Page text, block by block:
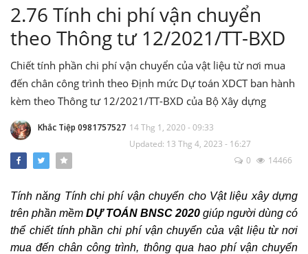
Định mức Dịch vụ thoát nước; Dịch vụ cây
xanh; Dịch vụ chiếu sáng đô thị
Khắc Tiệp 0981757527 17 Thg 1, 2025 0 129
Tổng hợp Đơn giá XDCT và DVCI; Đơn giá
Nhân công, Giá ca máy; Hướng dẫn các tỉnh
thành
Khắc Tiệp 0981757527 14 Thg 8, 2025 0
Bộ cài DỰ TOÁN BNSC (cập nhật đến ngày
Chi phí thẩm tra Thiết kế và thẩm tra Dự
toán khi nào thì được điều chỉnh k=1,2
Khắc Tiệp 0981757527 5 Thg 1, 2022
2.76 Tính chi phí vận chuyển
theo Thông tư 12/2021/TT-BXD
Chiết tính phần chi phí vận chuyển của vật liệu từ nơi mua
đến chân công trình theo Định mức Dự toán XDCT ban hành
kèm theo Thông tư 12/2021/TT-BXD của Bộ Xây dựng
Khắc Tiệp 0981757527 14 Thg 1, 2020 - 09:33
Updated: 13 Thg 4, 2023 - 16:27
0
14466
Tính năng Tính chi phí vận chuyển cho Vật liệu xây dựng
trên phần mềm DỰ TOÁN BNSC 2020 giúp người dùng có
thể chiết tính phần chi phí vận chuyển của vật liệu từ nơi
mua đến chân công trình, thông qua hao phí vận chuyển